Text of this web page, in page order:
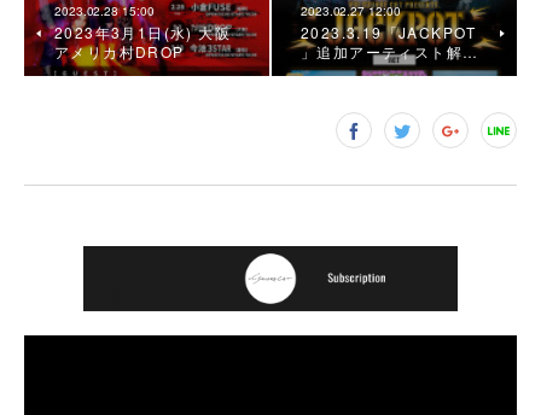
2023.02.28 15:00
2023年3月1日(水) 大阪
アメリカ村DROP
2023.02.27 12:00
2023.3.19「JACKPOT
」追加アーティスト解…